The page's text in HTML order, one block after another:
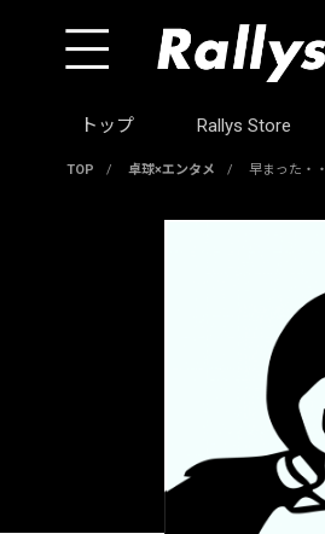
トップ Rallys Store
TOP / 卓球×エンタメ / 早まった・